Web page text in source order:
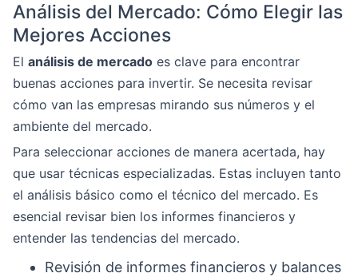
Análisis del Mercado: Cómo Elegir las
Mejores Acciones
El análisis de mercado es clave para encontrar
buenas acciones para invertir. Se necesita revisar
cómo van las empresas mirando sus números y el
ambiente del mercado.
Para seleccionar acciones de manera acertada, hay
que usar técnicas especializadas. Estas incluyen tanto
el análisis básico como el técnico del mercado. Es
esencial revisar bien los informes financieros y
entender las tendencias del mercado.
Revisión de informes financieros y balances